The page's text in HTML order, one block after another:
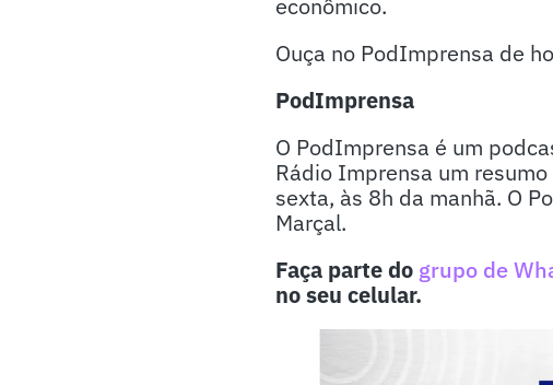
econômico.
Ouça no PodImprensa de
PodImprensa
O PodImprensa é um
Rádio Imprensa um
sexta, às 8h da manhã. O
Marçal.
Faça parte do grupo de
no seu celular.